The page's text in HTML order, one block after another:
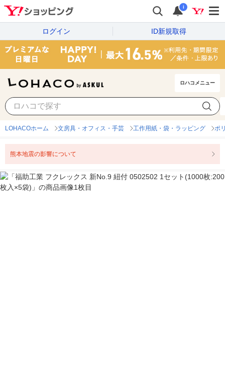
i
ログイン ID新規取得
ロハコメニュー
LOHACOホーム 文房具・オフィス・手芸 工作用紙・袋・ラッピング ポ
熊本地震の影響について